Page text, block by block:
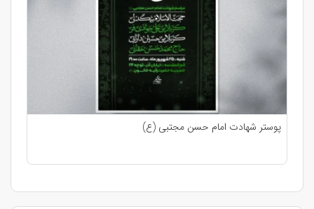
پوستر شهادت امام حسن مجتبی (ع)